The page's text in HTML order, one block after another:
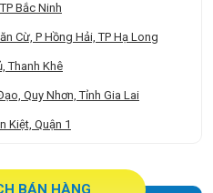
Bắc Ninh
Cừ, P Hồng Hải, TP Hạ Long
Thanh Khê
Quy Nhơn, Tỉnh Gia Lai
Kiệt, Quận 1